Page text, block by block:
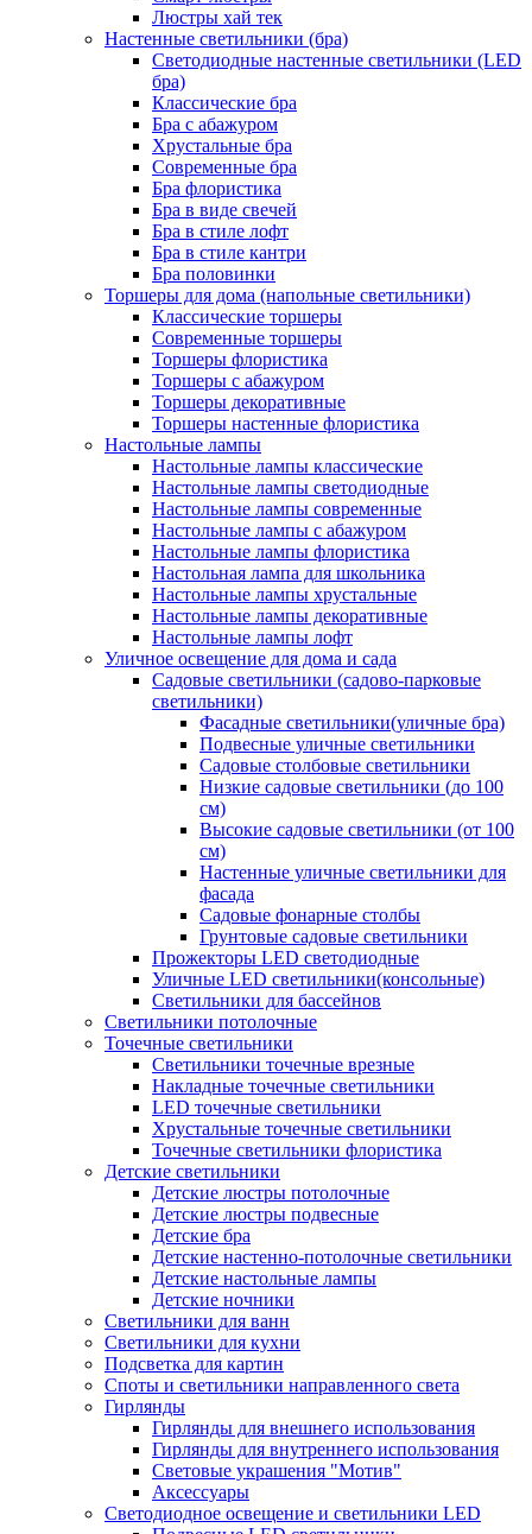
Люстры хай тек
Настенные светильники (бра)
Светодиодные настенные светильники (LED
бра)
Классические бра
Бра с абажуром
Хрустальные бра
Современные бра
Бра флористика
Бра в виде свечей
Бра в стиле лофт
Бра в стиле кантри
Бра половинки
Торшеры для дома (напольные светильники)
Классические торшеры
Современные торшеры
Торшеры флористика
Торшеры с абажуром
Торшеры декоративные
Торшеры настенные флористика
Настольные лампы
Настольные лампы классические
Настольные лампы светодиодные
Настольные лампы современные
Настольные лампы с абажуром
Настольные лампы флористика
Настольная лампа для школьника
Настольные лампы хрустальные
Настольные лампы декоративные
Настольные лампы лофт
Уличное освещение для дома и сада
Садовые светильники (садово-парковые
светильники)
Фасадные светильники(уличные бра)
Подвесные уличные светильники
Садовые столбовые светильники
Низкие садовые светильники (до 100
см)
Высокие садовые светильники (от 100
см)
Настенные уличные светильники для
фасада
Садовые фонарные столбы
Грунтовые садовые светильники
Прожекторы LED светодиодные
Уличные LED светильники(консольные)
Светильники для бассейнов
Светильники потолочные
Точечные светильники
Светильники точечные врезные
Накладные точечные светильники
LED точечные светильники
Хрустальные точечные светильники
Точечные светильники флористика
Детские светильники
Детские люстры потолочные
Детские люстры подвесные
Детские бра
Детские настенно-потолочные светильники
Детские настольные лампы
Детские ночники
Светильники для ванн
Светильники для кухни
Подсветка для картин
Споты и светильники направленного света
Гирлянды
Гирлянды для внешнего использования
Гирлянды для внутреннего использования
Световые украшения "Мотив"
Аксессуары
Светодиодное освещение и светильники LED